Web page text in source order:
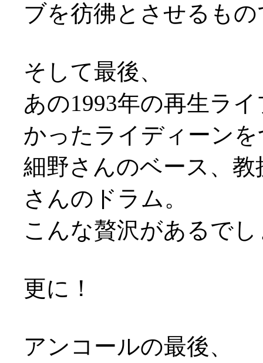
ブを彷彿とさせるも
そして最後、
あの1993年の再生ラ
かったライディーン
細野さんのベース、
さんのドラム。
こんな贅沢があるで
更に！
アンコールの最後、